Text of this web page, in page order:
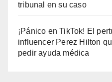
tribunal en su caso
¡Pánico en TikTok! El
influencer Perez Hilton
pedir ayuda médica